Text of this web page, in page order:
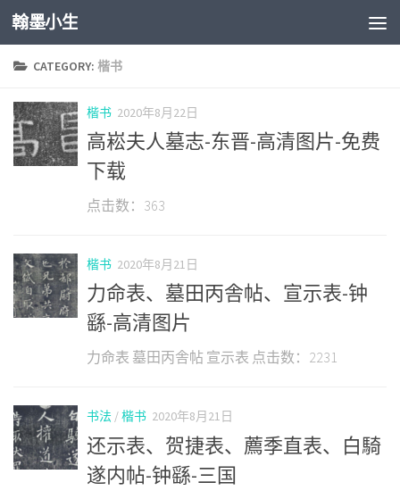
Skip to content
翰墨小生
CATEGORY: 楷书
楷书 2020年8月22日
高崧夫人墓志-东晋-高清图片-免费
下载
点击数：363
楷书 2020年8月21日
力命表、墓田丙舎帖、宣示表-钟
繇-高清图片
力命表 墓田丙舎帖 宣示表 点击数：2231
书法 /楷书 2020年8月21日
还示表、贺捷表、薦季直表、白騎
遂内帖-钟繇-三国